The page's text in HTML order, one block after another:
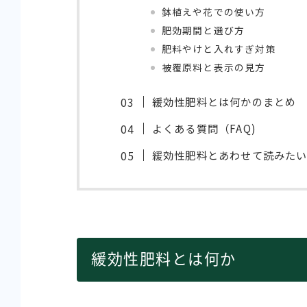
鉢植えや花での使い方
肥効期間と選び方
肥料やけと入れすぎ対策
被覆原料と表示の見方
緩効性肥料とは何かのまとめ
よくある質問（FAQ)
緩効性肥料とあわせて読みた
緩効性肥料とは何か